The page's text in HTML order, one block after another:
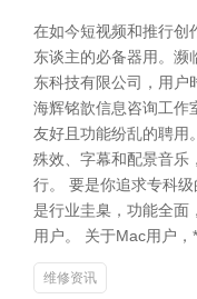
在如今短视频和推行创
东谈主的必备器用。濒
东科技有限公司，用户
海辉铭歆信息咨询工作
友好且功能纷乱的聘用
殊效、字幕和配景音乐
行。 要是你追求专科
是行业圭臬，功能全面
用户。 关于Mac用户，
维修资讯